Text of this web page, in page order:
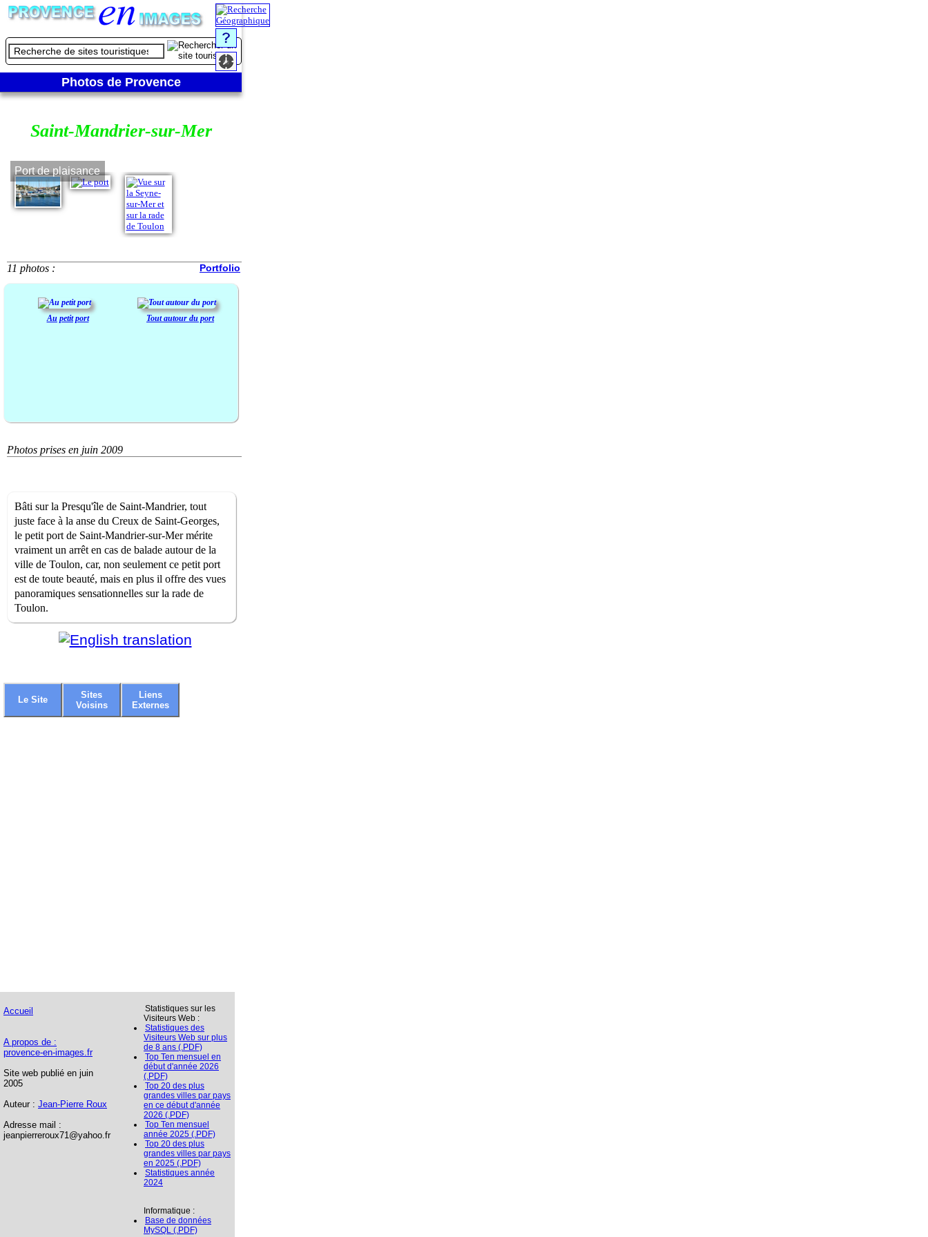
Photos de Provence
Saint-Mandrier-sur-Mer
Port de plaisance
11 photos : Portfolio
Au petit port Tout autour du port
Photos prises en juin 2009
Bâti sur la Presqu'île de Saint-Mandrier, tout
juste face à la anse du Creux de Saint-Georges,
le petit port de Saint-Mandrier-sur-Mer mérite
vraiment un arrêt en cas de balade autour de la
ville de Toulon, car, non seulement ce petit port
est de toute beauté, mais en plus il offre des vues
panoramiques sensationnelles sur la rade de
Toulon.
Le Site
Sites
Voisins
Liens
Externes
Accueil
A propos de :
provence-en-images.fr
Site web publié en juin
2005
Auteur : Jean-Pierre Roux
Adresse mail :
jeanpierreroux71@yahoo.fr
Statistiques sur les
Visiteurs Web :
Statistiques des
Visiteurs Web sur plus
de 8 ans (.PDF)
Top Ten mensuel en
début d'année 2026
(.PDF)
Top 20 des plus
grandes villes par pays
en ce début d'année
2026 (.PDF)
Top Ten mensuel
année 2025 (.PDF)
Top 20 des plus
grandes villes par pays
en 2025 (.PDF)
Statistiques année
2024
Informatique :
Base de données
MySQL (.PDF)